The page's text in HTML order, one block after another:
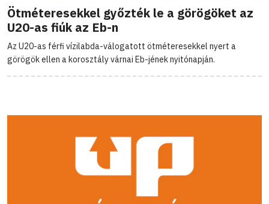
Ötméteresekkel győzték le a görögöket az
U20-as fiúk az Eb-n
Az U20-as férfi vízilabda-válogatott ötméteresekkel nyert a
görögök ellen a korosztály várnai Eb-jének nyitónapján.